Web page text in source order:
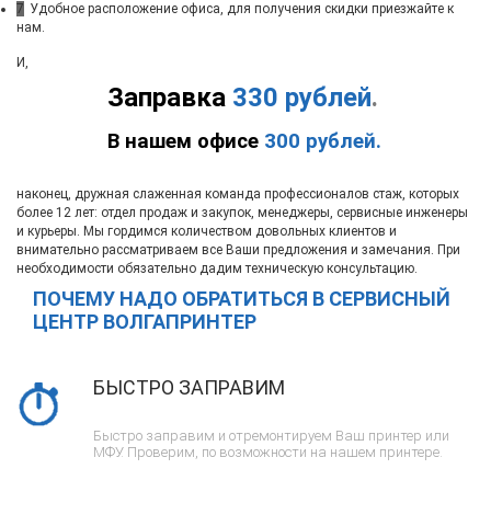
7 Удобное расположение офиса, для получения скидки приезжайте к
нам.
Заправка 330 рублей.
В нашем офисе 300 рублей.
И,
наконец, дружная слаженная команда профессионалов стаж, которых
более 12 лет: отдел продаж и закупок, менеджеры, сервисные инженеры
и курьеры. Мы гордимся количеством довольных клиентов и
внимательно рассматриваем все Ваши предложения и замечания. При
необходимости обязательно дадим техническую консультацию.
ПОЧЕМУ НАДО ОБРАТИТЬСЯ В СЕРВИСНЫЙ
ЦЕНТР ВОЛГАПРИНТЕР
БЫСТРО ЗАПРАВИМ
Быстро заправим и отремонтируем Ваш принтер или
МФУ. Проверим, по возможности на нашем принтере.